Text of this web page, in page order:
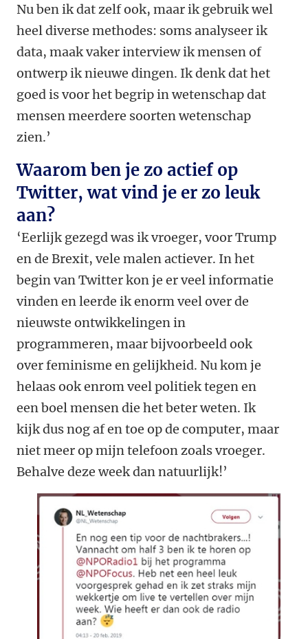
Nu ben ik dat zelf ook, maar ik gebruik wel
heel diverse methodes: soms analyseer ik
data, maak vaker interview ik mensen of
ontwerp ik nieuwe dingen. Ik denk dat het
goed is voor het begrip in wetenschap dat
mensen meerdere soorten wetenschap
zien.’
Waarom ben je zo actief op
Twitter, wat vind je er zo leuk
aan?
‘Eerlijk gezegd was ik vroeger, voor Trump
en de Brexit, vele malen actiever. In het
begin van Twitter kon je er veel informatie
vinden en leerde ik enorm veel over de
nieuwste ontwikkelingen in
programmeren, maar bijvoorbeeld ook
over feminisme en gelijkheid. Nu kom je
helaas ook enrom veel politiek tegen en
een boel mensen die het beter weten. Ik
kijk dus nog af en toe op de computer, maar
niet meer op mijn telefoon zoals vroeger.
Behalve deze week dan natuurlijk!’